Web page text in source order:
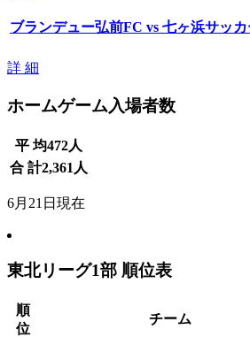
ブランデュー弘前FC vs 七ヶ浜サッ
詳 細
ホームゲーム入場者数
平 均472人
合 計2,361 人
6月21日現在
東北リーグ1部 順位表
順
位
チーム